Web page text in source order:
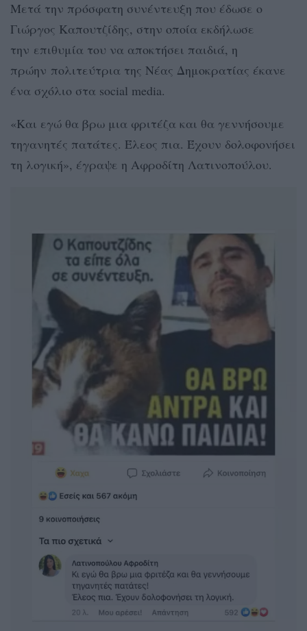
Μετά την πρόσφατη συνέντευξη που έδωσε ο
Γιώργος Καπουτζίδης, στην οποία εκδήλωσε
την επιθυμία του να αποκτήσει παιδιά, η
πρώην πολιτεύτρια της Νέας Δημοκρατίας έκανε
ένα σχόλιο στα social media.
«Και εγώ θα βρω μια φριτέζα και θα γεννήσουμε
τηγανητές πατάτες. Έλεος πια. Έχουν δολοφονήσει
τη λογική», έγραψε η Αφροδίτη Λατινοπούλου.